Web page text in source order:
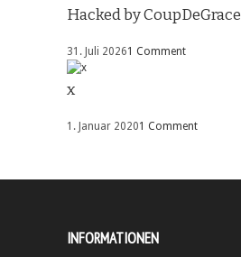
Hacked by CoupDeGrace
31. Juli 20261 Comment
x
1. Januar 20201 Comment
INFORMATIONEN